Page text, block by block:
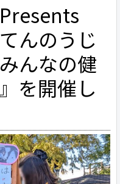
Presents
んのうじ
んなの健
を開催し